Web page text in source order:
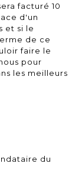
facturé 10
d'un
et si le
de ce
faire le
pour
les meilleurs
du